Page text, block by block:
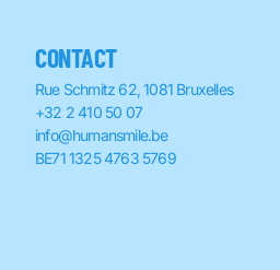
CONTACT
Rue Schmitz 62, 1081 Bruxelles
+32 2 410 50 07
info@humansmile.be
BE71 1325 4763 5769